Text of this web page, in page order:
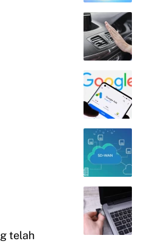
telah